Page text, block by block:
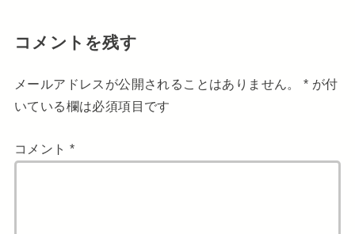
コメントを残す
メールアドレスが公開されることはありません。 * が付
いている欄は必須項目です
コメント *